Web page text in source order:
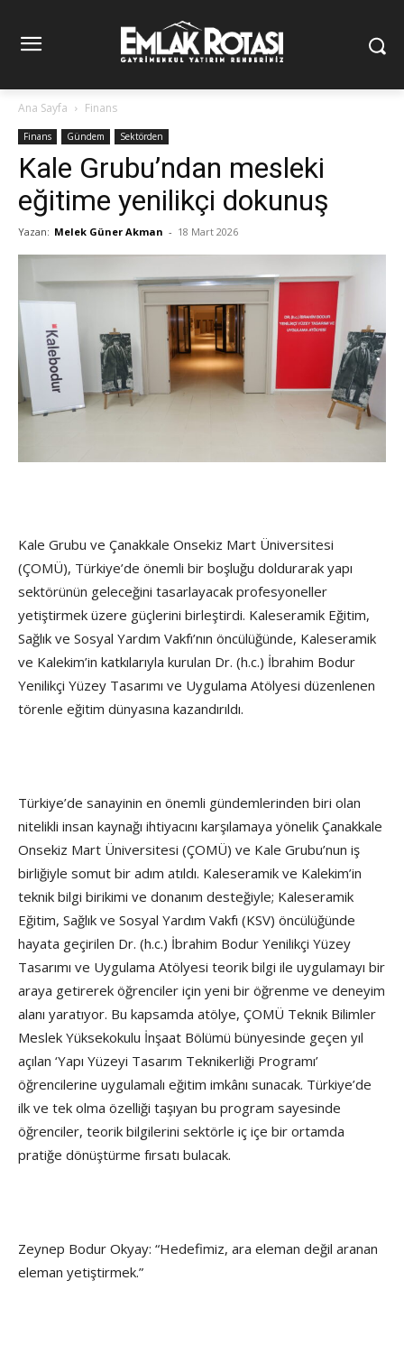
Ana Sayfa Finans
Finans Gündem Sektörden
Kale Grubu’ndan mesleki
eğitime yenilikçi dokunuş
Yazan: Melek Güner Akman - 18 Mart 2026
Kale Grubu ve Çanakkale Onsekiz Mart Üniversitesi
(ÇOMÜ), Türkiye’de önemli bir boşluğu doldurarak yapı
sektörünün geleceğini tasarlayacak profesyoneller
yetiştirmek üzere güçlerini birleştirdi. Kaleseramik Eğitim,
Sağlık ve Sosyal Yardım Vakfı’nın öncülüğünde, Kaleseramik
ve Kalekim’in katkılarıyla kurulan Dr. (h.c.) İbrahim Bodur
Yenilikçi Yüzey Tasarımı ve Uygulama Atölyesi düzenlenen
törenle eğitim dünyasına kazandırıldı.
Türkiye’de sanayinin en önemli gündemlerinden biri olan
nitelikli insan kaynağı ihtiyacını karşılamaya yönelik Çanakkale
Onsekiz Mart Üniversitesi (ÇOMÜ) ve Kale Grubu’nun iş
birliğiyle somut bir adım atıldı. Kaleseramik ve Kalekim’in
teknik bilgi birikimi ve donanım desteğiyle; Kaleseramik
Eğitim, Sağlık ve Sosyal Yardım Vakfı (KSV) öncülüğünde
hayata geçirilen Dr. (h.c.) İbrahim Bodur Yenilikçi Yüzey
Tasarımı ve Uygulama Atölyesi teorik bilgi ile uygulamayı bir
araya getirerek öğrenciler için yeni bir öğrenme ve deneyim
alanı yaratıyor. Bu kapsamda atölye, ÇOMÜ Teknik Bilimler
Meslek Yüksekokulu İnşaat Bölümü bünyesinde geçen yıl
açılan ‘Yapı Yüzeyi Tasarım Teknikerliği Programı’
öğrencilerine uygulamalı eğitim imkânı sunacak. Türkiye’de
ilk ve tek olma özelliği taşıyan bu program sayesinde
öğrenciler, teorik bilgilerini sektörle iç içe bir ortamda
pratiğe dönüştürme fırsatı bulacak.
Zeynep Bodur Okyay: “Hedefimiz, ara eleman değil aranan
eleman yetiştirmek.”